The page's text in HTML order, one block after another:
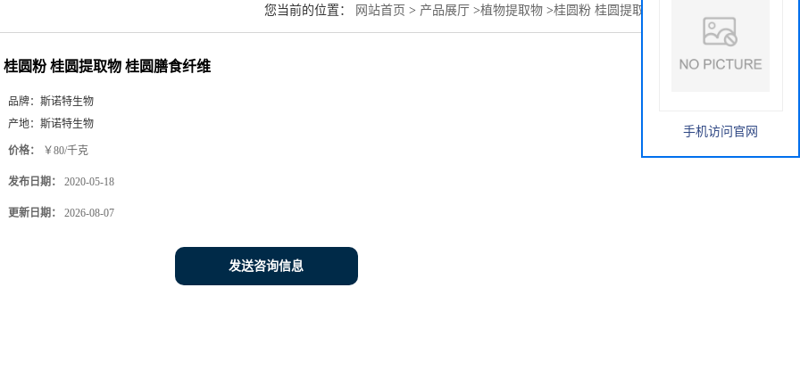
您当前的位置： 网站首页 > 产品展厅 >植物提取物 >桂圆粉 桂圆提取物 桂圆膳食纤维
桂圆粉 桂圆提取物 桂圆膳食纤维
品牌： 斯诺特生物
产地： 斯诺特生物
价格： ￥80/千克
发布日期： 2020-05-18
更新日期： 2026-08-07
发送咨询信息
手机访问官网